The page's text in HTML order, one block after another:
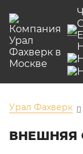
Урал Фахверк
ВНЕШНЯЯ